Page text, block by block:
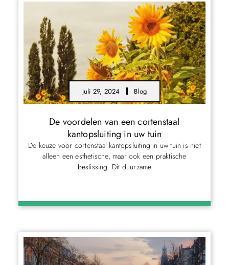
juli 29, 2024 Blog
De voordelen van een cortenstaal
kantopsluiting in uw tuin
De keuze voor cortenstaal kantopsluiting in uw tuin is niet
alleen een esthetische, maar ook een praktische
beslissing. Dit duurzame